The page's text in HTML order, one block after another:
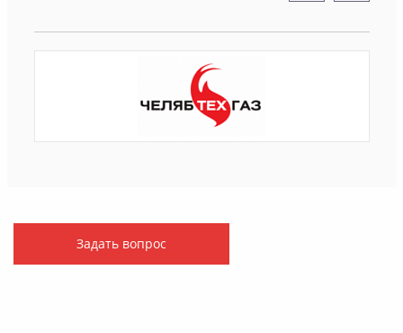
Задать вопрос